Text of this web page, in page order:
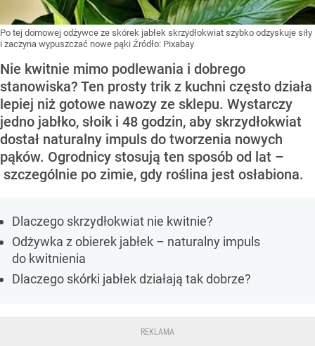
Po tej domowej odżywce ze skórek jabłek skrzydłokwiat szybko odzyskuje siły
i zaczyna wypuszczać nowe pąki Źródło: Pixabay
Nie kwitnie mimo podlewania i dobrego
stanowiska? Ten prosty trik z kuchni często działa
lepiej niż gotowe nawozy ze sklepu. Wystarczy
jedno jabłko, słoik i 48 godzin, aby skrzydłokwiat
dostał naturalny impuls do tworzenia nowych
pąków. Ogrodnicy stosują ten sposób od lat –
szczególnie po zimie, gdy roślina jest osłabiona.
Dlaczego skrzydłokwiat nie kwitnie?
Odżywka z obierek jabłek – naturalny impuls
do kwitnienia
Dlaczego skórki jabłek działają tak dobrze?